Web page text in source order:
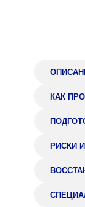
398005,
Регистратура
+7
КАК
РИСКИ